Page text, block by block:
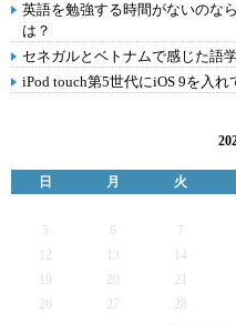
英語を勉強する時間がないのな
は？
セネガルとベトナムで感じた語
iPod touch第5世代にiOS 9を入れ
日 月 火
5
6 7
12
13 14
19
20 21
26
27 28